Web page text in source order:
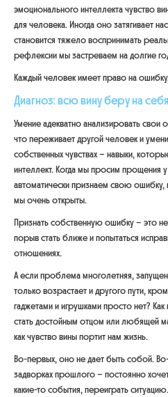
эмоционального интеллекта чувство
для человека. Иногда оно затягивает
становится тяжело воспринимать
рефлексии мы застреваем на долгие
Каждый человек имеет право на ошибку.
Диагноз: всю вину беру на себя
Умение адекватно анализировать свои
что переживает другой человек и
собственных чувствах – навыки,
интеллект. Когда мы просим прощения
автоматически признаем свою
мы очень открыты.
Признать собственную ошибку – это
порыв стать ближе и попытаться
отношениях.
А если проблема многолетняя,
только возрастает и другого пути,
гаджетами и игрушками просто нет? Как
стать достойным отцом или любящей
как чувство вины портит нам жизнь.
Во-первых, оно не дает быть собой.
задворках прошлого – постоянно
какие-то события, переиграть